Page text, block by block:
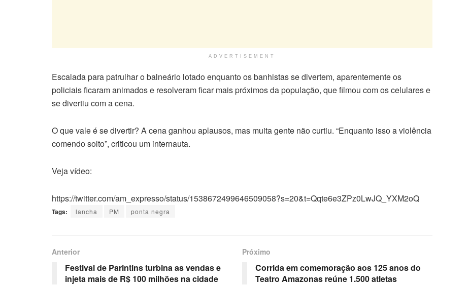
ADVERTISEMENT
Escalada para patrulhar o balneário lotado enquanto os banhistas se divertem, aparentemente os
policiais ficaram animados e resolveram ficar mais próximos da população, que filmou com os celulares e
se divertiu com a cena.
O que vale é se divertir? A cena ganhou aplausos, mas muita gente não curtiu. “Enquanto isso a violência
comendo solto”, criticou um internauta.
Veja vídeo:
https://twitter.com/am_expresso/status/1538672499646509058?s=20&t=Qqte6e3ZPz0LwJQ_YXM2oQ
Tags: lancha PM ponta negra
Anterior
Festival de Parintins turbina as vendas e
injeta mais de R$ 100 milhões na cidade
Próximo
Corrida em comemoração aos 125 anos do
Teatro Amazonas reúne 1.500 atletas